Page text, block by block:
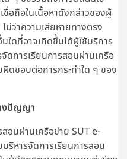
ชื่อถือในเนื้อหาดังกล่าวของผู้
ม่ว่าความเสียหายทางตรง
ใดที่อาจเกิดขึ้นได้ผู้ใช้บริการ
ดการเรียนการสอนผ่านเครือ
ดชอบต่อการกระทำใด ๆ ของ
งปัญญา
อนผ่านเครือข่าย SUT e-
ริหารจัดการเรียนการสอน